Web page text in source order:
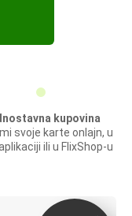
kupovina
svoje karte onlajn, u
ili u FlixShop-u